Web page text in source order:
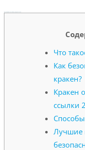
Что
Как
кракен?
Кракен
ссылки
Лучшие